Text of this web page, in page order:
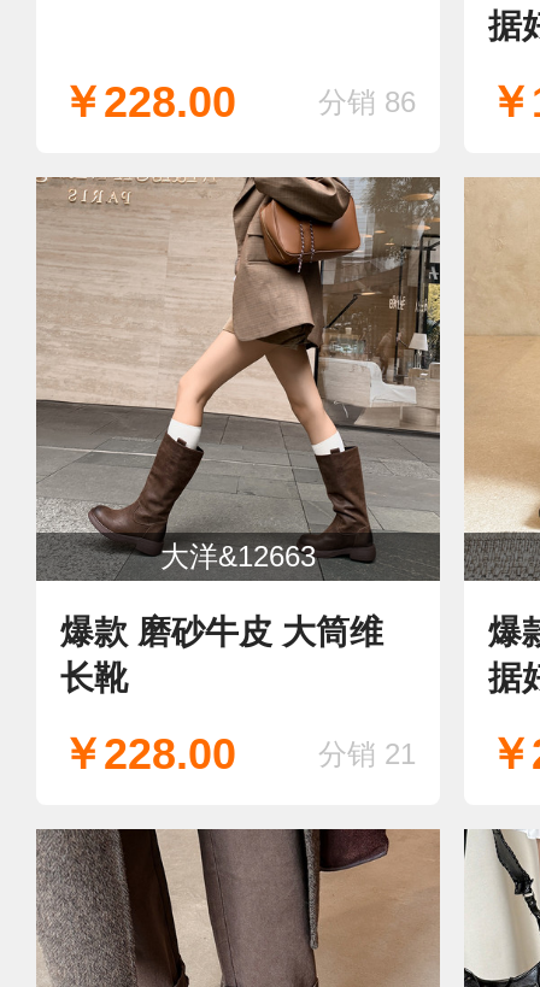
￥228.00 分销 86
据
大洋&12663
爆款 磨砂牛皮 大筒维
长靴
￥228.00 分销 21
爆
据